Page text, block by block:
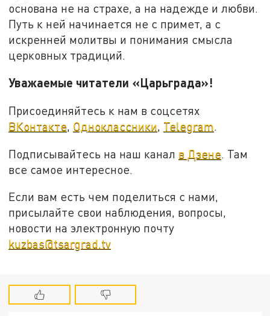
основана не на страхе, а на надежде и любви.
Путь к ней начинается не с примет, а с
искренней молитвы и понимания смысла
церковных традиций.
Уважаемые читатели «Царьграда»!
Присоединяйтесь к нам в соцсетях
ВКонтакте, Одноклассники, Telegram.
Подписывайтесь на наш канал в Дзене . Там
все самое интересное.
Если вам есть чем поделиться с нами,
присылайте свои наблюдения, вопросы,
новости на электронную почту
kuzbas@tsargrad.tv